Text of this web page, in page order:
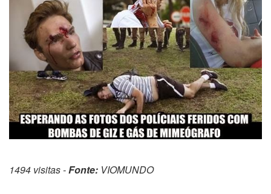
1494 visitas -Fonte: VIOMUNDO